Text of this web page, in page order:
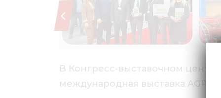
В Конгресс-выставочном центре
международная выставка